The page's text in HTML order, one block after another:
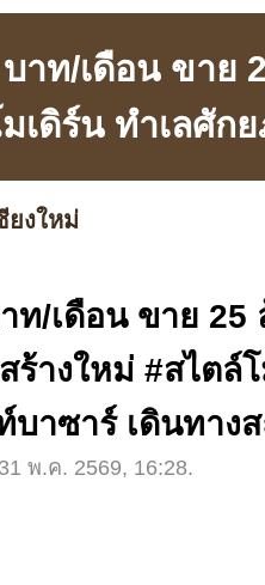
บาท/เดือน ขา
เดิร์น ทำเลศัก
ยงใหม่
ท/เดือน ขาย
างใหม่ #สไตล์
าซาร์ เดินทาง
พ.ค. 2569, 16:28.